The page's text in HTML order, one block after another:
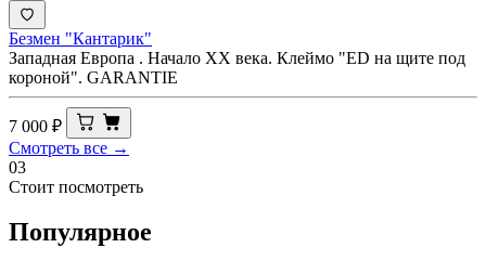
Безмен "Кантарик"
Западная Европа . Начало ХХ века. Клеймо "ED на щите под
короной". GARANTIE
7 000 ₽
Смотреть все →
03
Стоит посмотреть
Популярное